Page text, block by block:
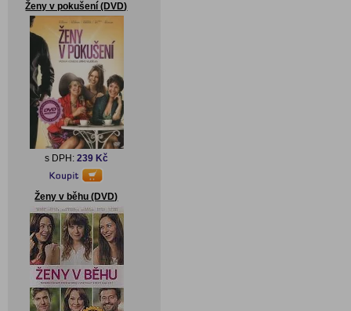
Ženy v pokušení (DVD)
s DPH: 239 Kč
Ženy v běhu (DVD)